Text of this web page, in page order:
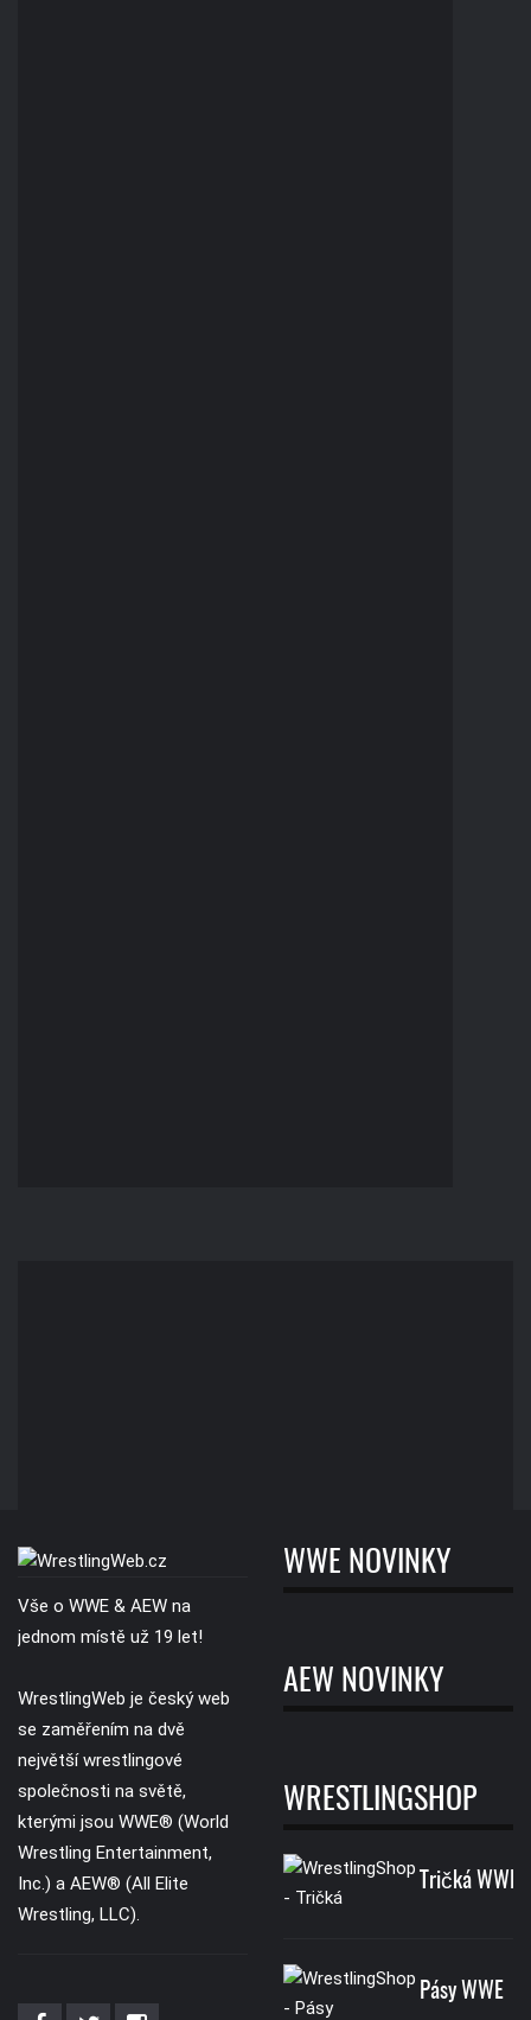
Vše o WWE & AEW na
jednom místě už 19 let!
WrestlingWeb je český web
se zaměřením na dvě
největší wrestlingové
společnosti na světě,
kterými jsou WWE® (World
Wrestling Entertainment,
Inc.) a AEW® (All Elite
Wrestling, LLC).
WWE NOVINKY
AEW NOVINKY
WRESTLINGSHOP
Tričká WWE
Pásy WWE